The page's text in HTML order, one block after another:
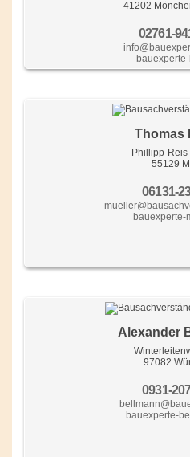
41202
02761-
Thomas
Phillipp-
55129
06131-
bauexperte-
Alexander
97082
0931-
bauexperte-